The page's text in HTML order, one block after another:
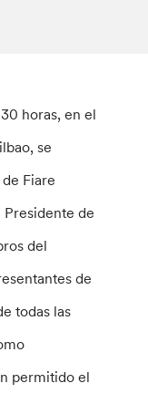
horas, en el
se
Fiare
Presidente de
del
de
todas las
permitido el